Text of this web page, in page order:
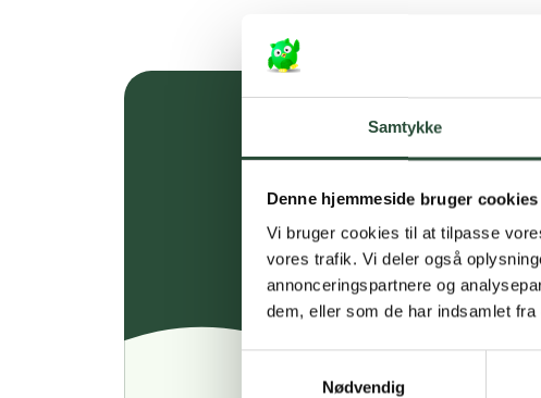
Samtykke
Denne hjemmeside bruger cookies
Vi bruger cookies til at tilpasse
vores trafik. Vi deler også
annonceringspartnere og
dem, eller som de har indsamlet
Nødvendig